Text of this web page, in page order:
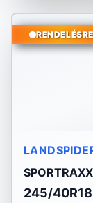
RENDELÉSRE
245/40R18